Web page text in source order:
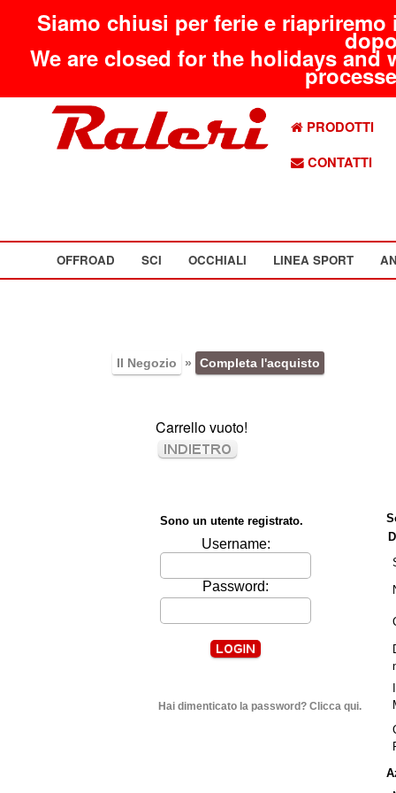
Siamo chiusi per ferie e
We are closed for the holidays
PRODOTTI
CONTATTI
OFFROAD SCI OCCHIALI LINEA SPORT
Il Negozio » Completa l'acquisto
Carrello vuoto!
Sono un utente registrato.
Username:
Password:
Hai dimenticato la password? Clicca qui.